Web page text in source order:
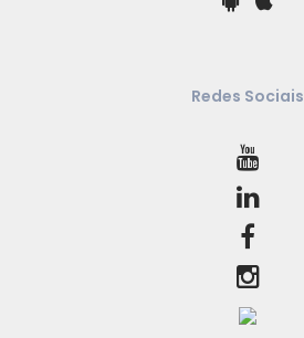
Redes Sociais